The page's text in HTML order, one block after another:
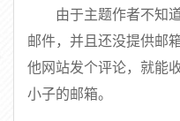
由于主题作者不知
邮件，并且还没提供邮
他网站发个评论，就能
小子的邮箱。